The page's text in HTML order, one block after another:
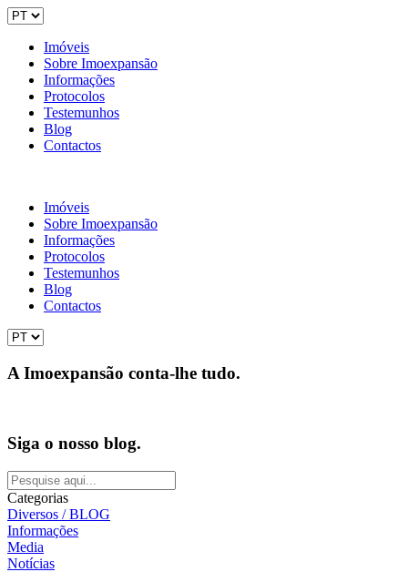
Imóveis
Sobre Imoexpansão
Informações
Protocolos
Testemunhos
Blog
Contactos
Imóveis
Sobre Imoexpansão
Informações
Protocolos
Testemunhos
Blog
Contactos
A Imoexpansão conta-lhe tudo.
Siga o nosso blog.
Categorias
Diversos / BLOG
Informações
Media
Notícias